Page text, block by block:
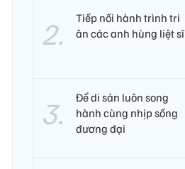
Tiếp nối hành trình tri
ân các anh hùng liệt sĩ
Để di sản luôn song
hành cùng nhịp sống
đương đại